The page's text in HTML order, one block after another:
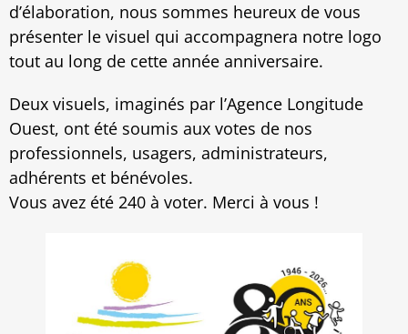
d’élaboration, nous sommes heureux de vous
présenter le visuel qui accompagnera notre logo
tout au long de cette année anniversaire.
Deux visuels, imaginés par l’Agence Longitude
Ouest, ont été soumis aux votes de nos
professionnels, usagers, administrateurs,
adhérents et bénévoles.
Vous avez été 240 à voter. Merci à vous !